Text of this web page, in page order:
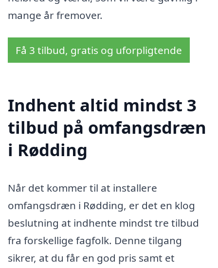
mange år fremover.
Få 3 tilbud, gratis og uforpligtende
Indhent altid mindst 3
tilbud på omfangsdræn
i Rødding
Når det kommer til at installere
omfangsdræn i Rødding, er det en klog
beslutning at indhente mindst tre tilbud
fra forskellige fagfolk. Denne tilgang
sikrer, at du får en god pris samt et